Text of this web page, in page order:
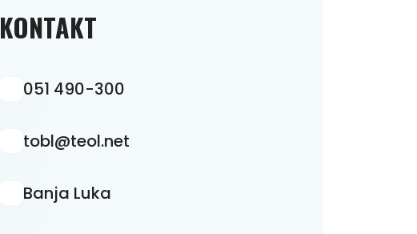
KONTAKT
051 490-300
tobl@teol.net
Banja Luka